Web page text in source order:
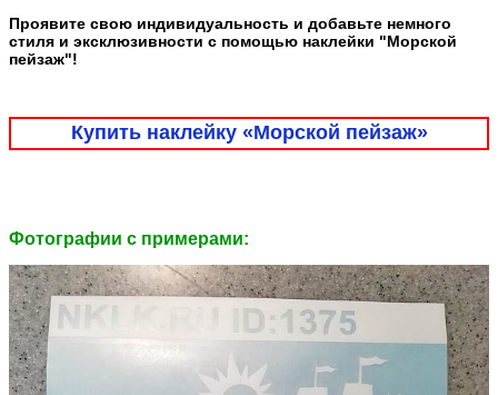
Проявите свою индивидуальность и добавьте немного
стиля и эксклюзивности с помощью наклейки "Морской
пейзаж"!
Купить наклейку «Морской пейзаж»
Фотографии c примерами: